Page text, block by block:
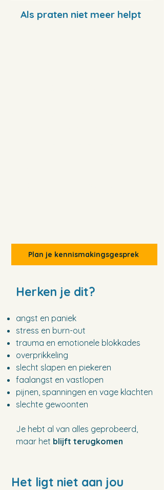
Als praten niet meer helpt
Plan je kennismakingsgesprek
Herken je dit?
angst en paniek
stress en burn-out
trauma en emotionele blokkades
overprikkeling
slecht slapen en piekeren
faalangst en vastlopen
pijnen, spanningen en vage klachten
slechte gewoonten
Je hebt al van alles geprobeerd,
maar het blijft terugkomen
Het ligt niet aan jou